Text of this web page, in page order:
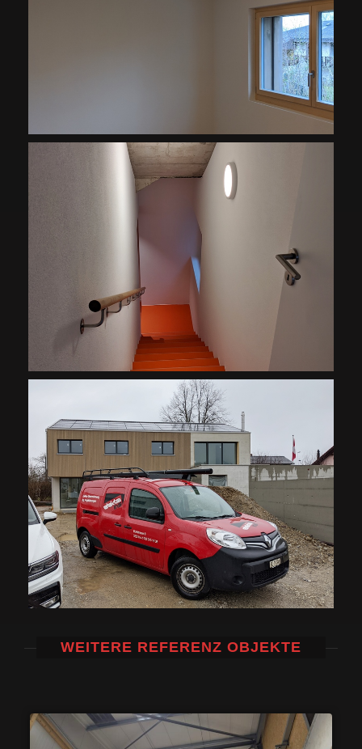
WEITERE REFERENZ OBJEKTE